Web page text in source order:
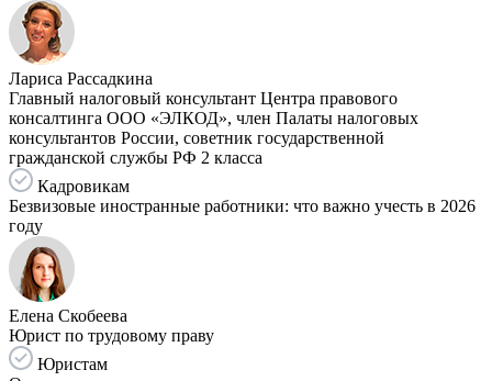
Лариса Рассадкина
Главный налоговый консультант Центра правового
консалтинга ООО «ЭЛКОД», член Палаты налоговых
консультантов России, советник государственной
гражданской службы РФ 2 класса
Кадровикам
Безвизовые иностранные работники: что важно учесть в 2026
году
Елена Скобеева
Юрист по трудовому праву
Юристам